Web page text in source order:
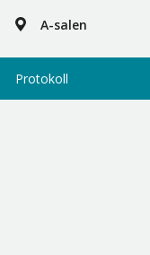
A-salen
Protokoll